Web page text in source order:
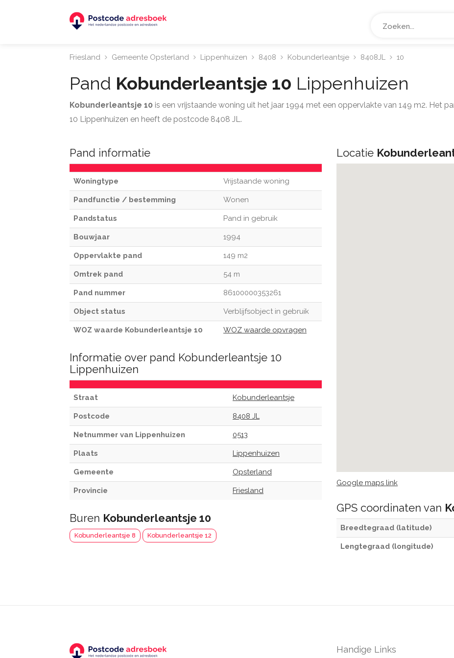
Friesland Gemeente Opsterland Lippenhuizen 8408 Kobunderleantsje 8408JL 10
Pand Kobunderleantsje 10 Lippenhuizen
Kobunderleantsje 10 is een vrijstaande woning uit het jaar 1994 met een oppervlakte van 149 m2. Het
10 Lippenhuizen en heeft de postcode 8408 JL.
Pand informatie
Woningtype Vrijstaande woning
Pandfunctie / bestemming Wonen
Pandstatus Pand in gebruik
Bouwjaar 1994
Oppervlakte pand 149 m2
Omtrek pand 54 m
Pand nummer 86100000353261
Object status Verblijfsobject in gebruik
WOZ waarde Kobunderleantsje 10 WOZ waarde opvragen
Informatie over pand Kobunderleantsje 10
Lippenhuizen
Straat Kobunderleantsje
Postcode 8408 JL
Netnummer van Lippenhuizen 0513
Plaats Lippenhuizen
Gemeente Opsterland
Provincie Friesland
Buren Kobunderleantsje 10
Kobunderleantsje 8 Kobunderleantsje 12
Locatie
Google maps link
GPS coordinaten van
Breedtegraad (latitude)
Lengtegraad (longitude)
Handige Links